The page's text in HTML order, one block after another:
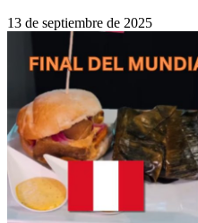
13 de septiembre de 2025